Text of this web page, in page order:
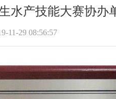
水产技能大赛协办
11-29 08:56:57